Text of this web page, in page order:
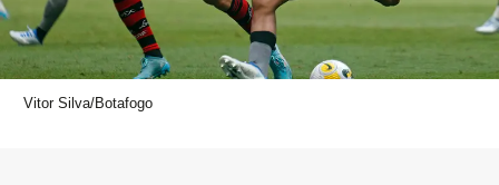
Vitor Silva/Botafogo